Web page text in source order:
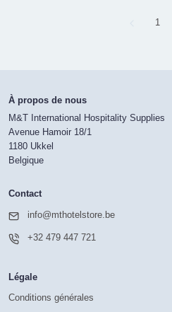
Page
1
À propos de nous
M&T International Hospitality Supplies
Avenue Hamoir 18/1
1180 Ukkel
Belgique
Contact
info@mthotelstore.be
+32 479 447 721
Légale
Conditions générales